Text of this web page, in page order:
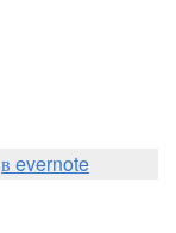
в evernote